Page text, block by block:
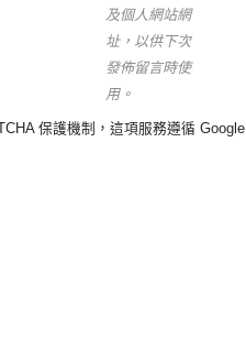
及個人網站網
址，以供下次
發佈留言時使
用。
保護機制，這項服務遵循 Google